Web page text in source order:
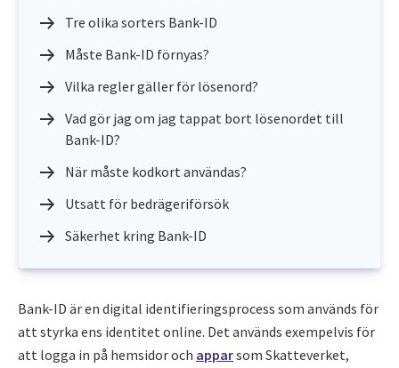
Tre olika sorters Bank-ID
Måste Bank-ID förnyas?
Vilka regler gäller för lösenord?
Vad gör jag om jag tappat bort lösenordet till
Bank-ID?
När måste kodkort användas?
Utsatt för bedrägeriförsök
Säkerhet kring Bank-ID
Bank-ID är en digital identifieringsprocess som används för
att styrka ens identitet online. Det används exempelvis för
att logga in på hemsidor och apparsom Skatteverket,